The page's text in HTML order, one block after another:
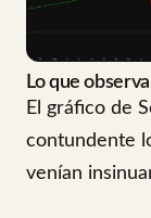
Lo que
El gráfico de
contundente
venían